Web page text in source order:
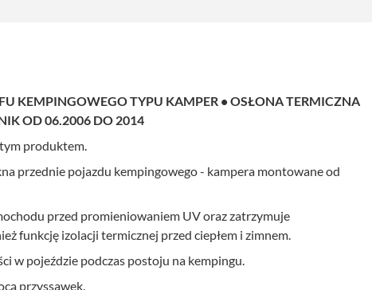
KEMPINGOWEGO TYPU KAMPER • OSŁONA TERMICZNA
OD 06.2006 DO 2014
produktem.
przednie pojazdu kempingowego - kampera montowane od
przed promieniowaniem UV oraz zatrzymuje
funkcję izolacji termicznej przed ciepłem i zimnem.
w pojeździe podczas postoju na kempingu.
przyssawek.